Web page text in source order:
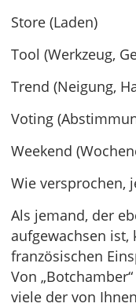
Store (Laden)
Tool (Werkzeug,
Trend (Neigung,
Voting
Weekend
Wie versprochen,
Als jemand, der
aufgewachsen ist,
französischen
Von
viele der von